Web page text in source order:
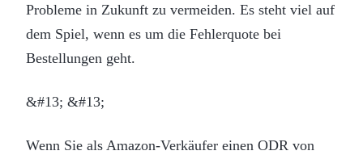
Probleme in Zukunft zu vermeiden. Es steht viel auf
dem Spiel, wenn es um die Fehlerquote bei
Bestellungen geht.
&#13; &#13;
Wenn Sie als Amazon-Verkäufer einen ODR von